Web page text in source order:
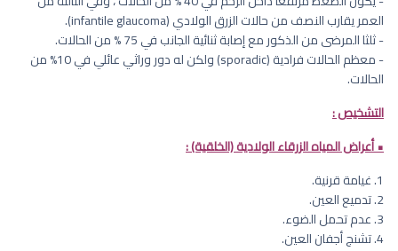
العمر يقارب النصف من حالات الزرق الولادي (infantile glaucoma).
- ثلثا المرضى من الذكور مع إصابة ثنائية الجانب في 75 % من الحالات.
- معظم الحالات فرادية (sporadic) ولكن له دور وراثي عائلي في 10% من
الحالات.
التشخيص :
• أعراض المياه الزرقاء الولادية (الخلقية) :
1. غيامة قرنية.
2. تدميع العين.
3. عدم تحمل الضوء.
4. تشنج أجفان العين.